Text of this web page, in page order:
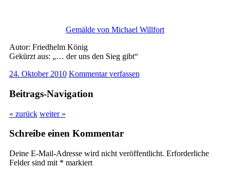
Gemälde von Michael Willfort
Autor: Friedhelm König
Gekürzt aus: „… der uns den Sieg gibt“
24. Oktober 2010 Kommentar verfassen
Beitrags-Navigation
« zurück weiter »
Schreibe einen Kommentar
Deine E-Mail-Adresse wird nicht veröffentlicht. Erforderliche
Felder sind mit * markiert